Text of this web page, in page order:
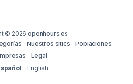
© 2026openhours.es
Nuestros sitios
Poblaciones
Legal
English